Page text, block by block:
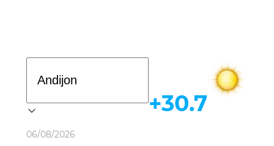
Ob-havo
06/08/2026
+30.7